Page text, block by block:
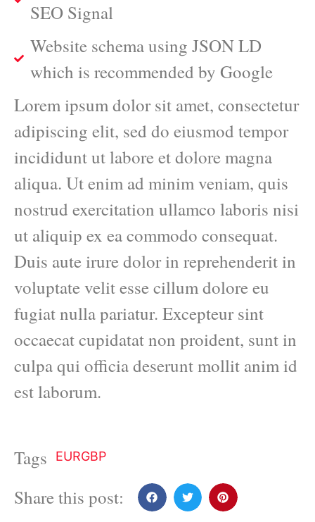
SEO Signal
Website schema using JSON LD
which is recommended by Google
Lorem ipsum dolor sit amet, consectetur
adipiscing elit, sed do eiusmod tempor
incididunt ut labore et dolore magna
aliqua. Ut enim ad minim veniam, quis
nostrud exercitation ullamco laboris nisi
ut aliquip ex ea commodo consequat.
Duis aute irure dolor in reprehenderit in
voluptate velit esse cillum dolore eu
fugiat nulla pariatur. Excepteur sint
occaecat cupidatat non proident, sunt in
culpa qui officia deserunt mollit anim id
est laborum.
Tags EURGBP
Share this post: